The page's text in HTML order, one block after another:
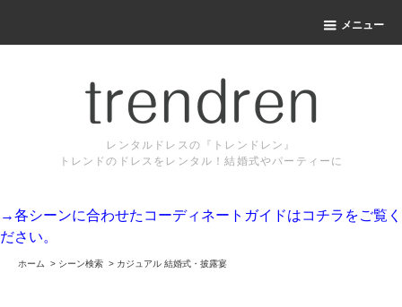
メニュー
レンタルドレスの『トレンドレン』
トレンドのドレスをレンタル！結婚式やパーティーに
→各シーンに合わせたコーディネートガイドはコチラをご覧く
ださい。
ホーム > シーン検索 > カジュアル 結婚式・披露宴